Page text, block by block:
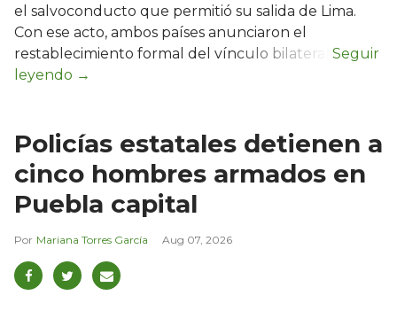
el salvoconducto que permitió su salida de Lima.
Con ese acto, ambos países anunciaron el
restablecimiento formal del vínculo bilateral.
Policías estatales detienen a
cinco hombres armados en
Puebla capital
Mariana Torres García Aug 07, 2026